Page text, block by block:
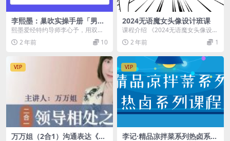
李熙墨：巢吹实操手册「男神
版+女神版」-【爱经课堂】
熙墨爱经特约导师李心予，用双性
别视角，从理论到实践，让你轻松
解锁巢吹秘诀，探索隐...
2 年前 10
2024无语魔女头像设计班课
课程介绍 《2024无语魔女头像设计
班课》专为插画师与设计爱好者设
计，深入探讨无...
2 年前 1
VIP
万万姐（2合1）沟通表达《没
VIP
李记·精品凉拌菜系列热卤系列